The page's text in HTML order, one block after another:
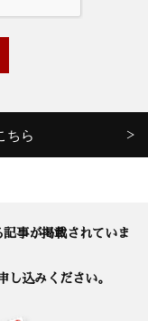
ちら
記事が掲載されていま
込みください。